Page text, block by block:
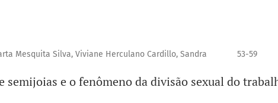
Mesquita Silva, Viviane Herculano Cardillo, Sandra
53-59
e o fenômeno da divisão sexual do